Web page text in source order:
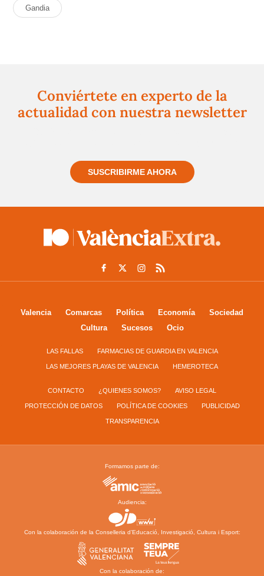
Gandia
Conviértete en experto de la
actualidad con nuestra newsletter
SUSCRIBIRME AHORA
Valencia Comarcas Política Economía
Sociedad
Cultura
Sucesos Ocio
LAS FALLAS FARMACIAS DE GUARDIA EN VALENCIA
LAS MEJORES PLAYAS DE VALENCIA HEMEROTECA
CONTACTO ¿QUIENES SOMOS? AVISO LEGAL
PROTECCIÓN DE DATOS POLÍTICA DE COOKIES PUBLICIDAD
TRANSPARENCIA
Formamos parte de:
Audiencia:
Con la colaboración de la Conselleria d’Educació, Investigació, Cultura i Esport:
Con la colaboración de: